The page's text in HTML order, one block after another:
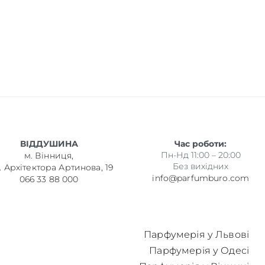
ВІДДУШИНА
м. Вінниця,
Архітектора Артинова, 19
066 33 88 000
Час роботи:
Пн-Нд 11:00 – 20:00
Без вихідних
info@parfumburo.com
Парфумерія у Львові
Парфумерія у Одесі